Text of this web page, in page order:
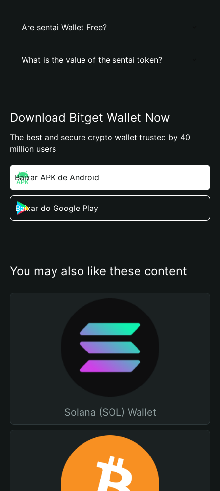
Are sentai Wallet Free?
What is the value of the sentai token?
Download Bitget Wallet Now
The best and secure crypto wallet trusted by 40
million users
Baixar APK de Android
Baixar do Google Play
You may also like these content
Solana (SOL) Wallet